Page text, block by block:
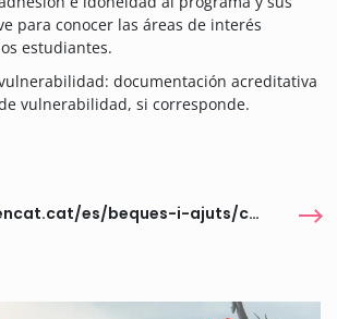
para conocer las áreas de interés
estudiantes.
documentación acreditativa
vulnerabilidad, si corresponde.
https://agaur.gencat.cat/es/beques-i-ajuts/convocatories-per-temes/ApadrinaTic